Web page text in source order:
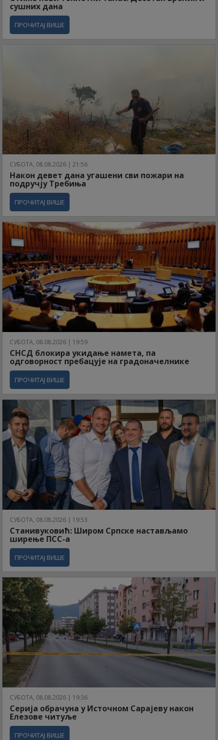
сушних дана
ПРОЧИТАЈ ВИШЕ
СУБОТА, 08.08.2026 | 21:56
Након девет дана угашени сви пожари на
подручју Требиња
ПРОЧИТАЈ ВИШЕ
СУБОТА, 08.08.2026 | 19:59
СНСД блокира укидање намета, па
одговорност пребацује на градоначелнике
ПРОЧИТАЈ ВИШЕ
СУБОТА, 08.08.2026 | 19:53
Станивуковић: Широм Српске настављамо
ширење ПСС-а
ПРОЧИТАЈ ВИШЕ
СУБОТА, 08.08.2026 | 19:36
Серија обрачуна у Источном Сарајеву након
Елезове читуље
ПРОЧИТАЈ ВИШЕ